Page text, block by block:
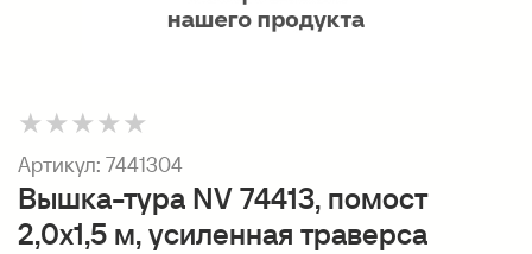
★★★★★
Артикул: 7441304
Вышка-тура NV 74413, помост
2,0х1,5 м, усиленная траверса